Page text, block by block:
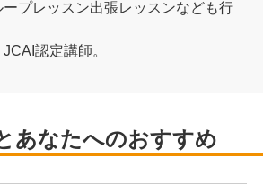
プレッスン出張レッスンなども行
認定講師。